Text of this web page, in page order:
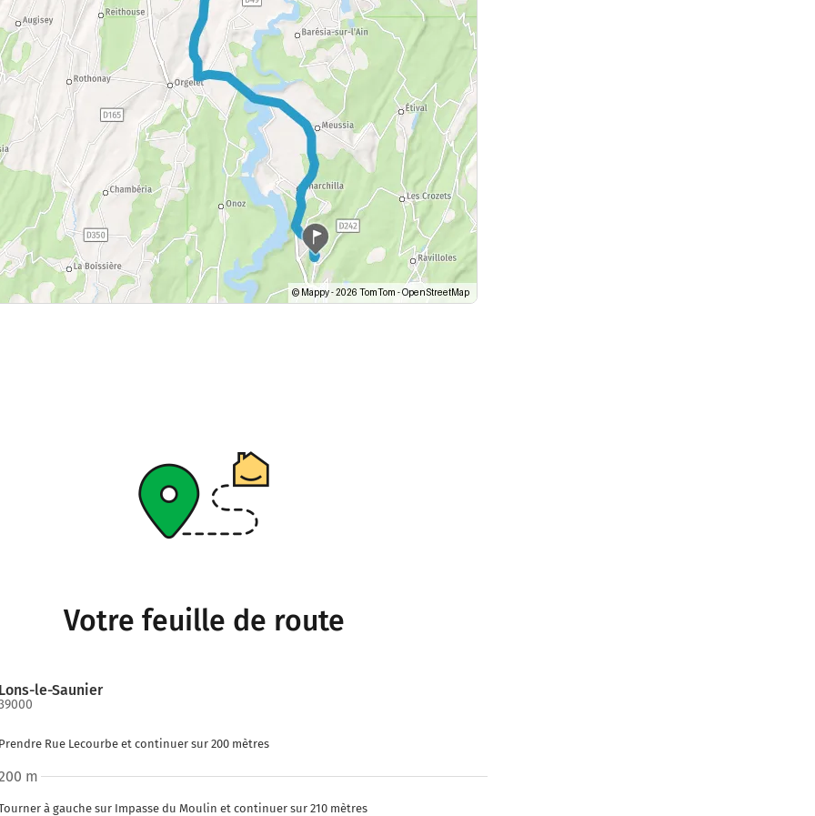
Votre feuille de route
le-Saunier
Rue Lecourbe et continuer sur 200 mètres
à gauche sur Impasse du Moulin et continuer sur 210 mètres
m